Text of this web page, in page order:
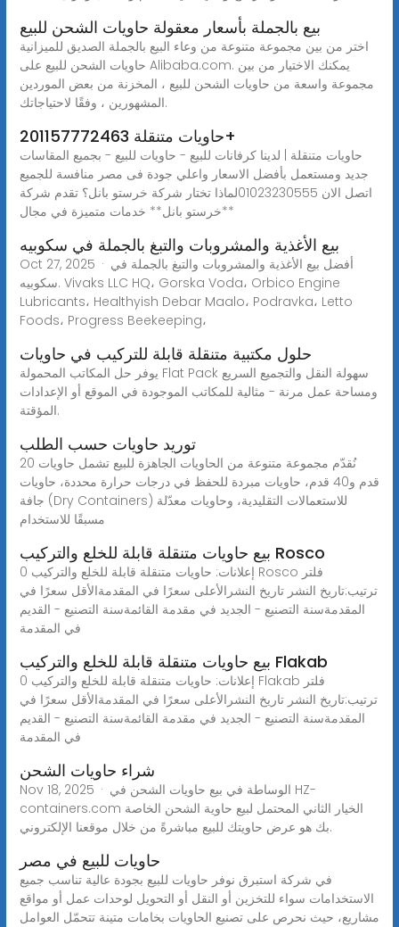
بيع بالجملة بأسعار معقولة حاويات الشحن للبيع
اختر من بين مجموعة متنوعة من وعاء البيع بالجملة الصديق للميزانية
حاويات الشحن للبيع على Alibaba.com. يمكنك الاختيار من بين
مجموعة واسعة من حاويات الشحن للبيع ، المخزنة من بعض الموردين
المشهورين ، وفقًا لاحتياجاتك.
حاويات متنقلة 201157772463+
حاويات متنقلة | لدينا كرفانات للبيع - حاويات للبيع - بجميع المقاسات
جديد ومستعمل بأفضل الاسعار واعلي جودة فى مصر منافسة للجميع
اتصل الان 01023230555لماذا تختار شركة خرستو بانل؟ تقدم شركة
**خرستو بانل** خدمات متميزة في مجال
بيع الأغذية والمشروبات والتبغ بالجملة في سكوبيه
Oct 27, 2025 · أفضل بيع الأغذية والمشروبات والتبغ بالجملة في
سكوبيه. Vivaks LLC HQ، Gorska Voda، Orbico Engine
Lubricants، Healthyish Debar Maalo، Podravka، Letto
Foods، Progress Beekeeping،
حلول مكتبية متنقلة قابلة للتركيب في حاويات
يوفر حل المكاتب المحمولة Flat Pack سهولة النقل والتجميع السريع
ومساحة عمل مرنة - مثالية للمكاتب الموجودة في الموقع أو الإعدادات
المؤقتة.
توريد حاويات حسب الطلب
نُقدّم مجموعة متنوعة من الحاويات الجاهزة للبيع تشمل حاويات 20
قدم و40 قدم، حاويات مبردة للحفظ في درجات حرارة محددة، حاويات
جافة (Dry Containers) للاستعمالات التقليدية، وحاويات معدّلة
مسبقًا للاستخدام
بيع حاويات متنقلة قابلة للخلع والتركيب Rosco
0 إعلانات: حاويات متنقلة قابلة للخلع والتركيب Rosco فلتر
ترتيب:تاريخ النشر تاريخ النشرالأعلى سعرًا في المقدمةالأقل سعرًا في
المقدمةسنة التصنيع - الجديد في مقدمة القائمةسنة التصنيع - القديم
في المقدمة
بيع حاويات متنقلة قابلة للخلع والتركيب Flakab
0 إعلانات: حاويات متنقلة قابلة للخلع والتركيب Flakab فلتر
ترتيب:تاريخ النشر تاريخ النشرالأعلى سعرًا في المقدمةالأقل سعرًا في
المقدمةسنة التصنيع - الجديد في مقدمة القائمةسنة التصنيع - القديم
في المقدمة
شراء حاويات الشحن
Nov 18, 2025 · الوساطة في بيع حاويات الشحن في HZ-
containers.com الخيار الثاني المحتمل لبيع حاوية الشحن الخاصة
بك هو عرض حاويتك للبيع مباشرةً من خلال موقعنا الإلكتروني.
حاويات للبيع في مصر
في شركة استبرق نوفر حاويات للبيع بجودة عالية تناسب جميع
الاستخدامات سواء للتخزين أو النقل أو التحويل لوحدات عمل أو مواقع
مشاريع، حيث نحرص على تصنيع الحاويات بخامات متينة تتحمّل العوامل